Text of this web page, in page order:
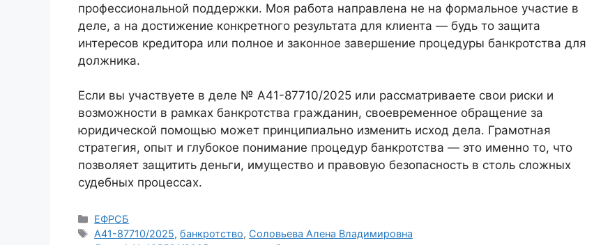
профессиональной поддержки. Моя работа направлена не на формальное участие в
деле, а на достижение конкретного результата для клиента — будь то защита
интересов кредитора или полное и законное завершение процедуры банкротства для
должника.
Если вы участвуете в деле № А41-87710/2025 или рассматриваете свои риски и
возможности в рамках банкротства гражданин, своевременное обращение за
юридической помощью может принципиально изменить исход дела. Грамотная
стратегия, опыт и глубокое понимание процедур банкротства — это именно то, что
позволяет защитить деньги, имущество и правовую безопасность в столь сложных
судебных процессах.
Рубрики
ЕФРСБ
Метки
А41-87710/2025,банкротство, Соловьева Алена Владимировна